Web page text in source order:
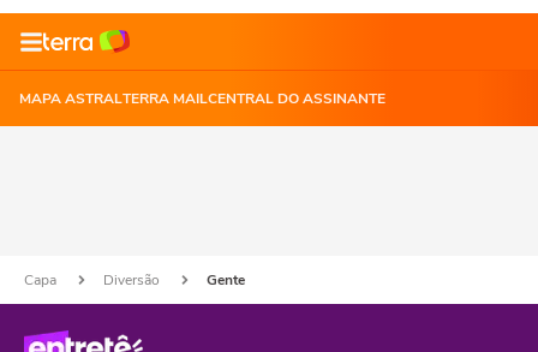
MAPA ASTRALTERRA MAILCENTRAL DO ASSINANTE
Capa Diversão Gente